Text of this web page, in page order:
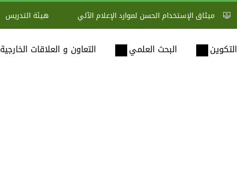
ميثاق الإستخدام الحسن لموارد الإعلام الآلي هيئة التدريس
التكوين البحث العلمي التعاون و العلاقات الخارجية